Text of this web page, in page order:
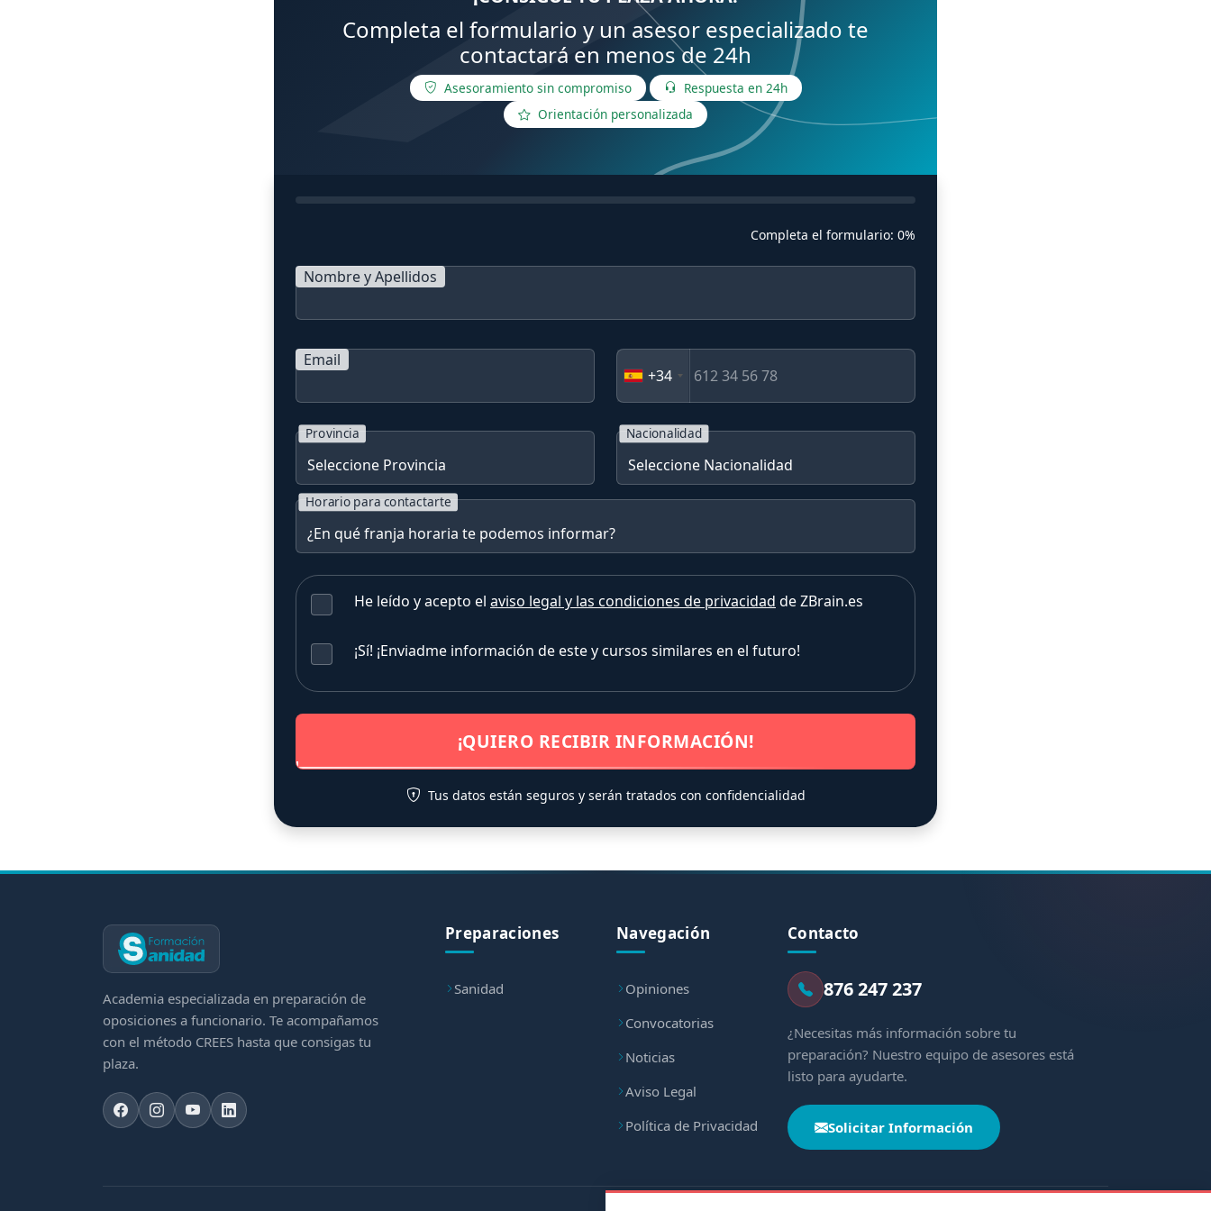
Completa el formulario y un asesor especializado te
contactará en menos de 24h
Asesoramiento sin compromiso
Respuesta en 24h
Orientación personalizada
Completa el formulario: 0%
Nombre y Apellidos
Email
+34
Provincia Nacionalidad
Horario para contactarte
He leído y acepto el aviso legal y las condiciones de privacidad de ZBrain.es
¡Sí! ¡Enviadme información de este y cursos similares en el futuro!
¡QUIERO RECIBIR INFORMACIÓN!
Tus datos están seguros y serán tratados con confidencialidad
Academia especializada en preparación de
oposiciones a funcionario. Te acompañamos
con el método CREES hasta que consigas tu
plaza.
Preparaciones
Sanidad
Navegación
Opiniones
Convocatorias
Noticias
Aviso Legal
Política de Privacidad
Contacto
876 247 237
¿Necesitas más información sobre tu
preparación? Nuestro equipo de asesores está
listo para ayudarte.
Solicitar Información